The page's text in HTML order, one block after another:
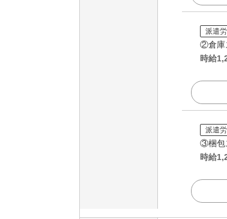
派遣
②倉庫
時給
派遣
③梱包
時給